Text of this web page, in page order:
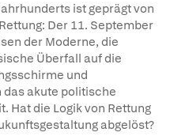
ist geprägt von
Der 11. September
der Moderne, die
Überfall auf die
und
akute politische
Hat die Logik von Rettung
abgelöst?